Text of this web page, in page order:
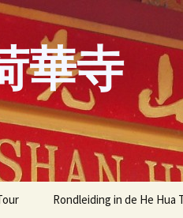
華寺
Rondleiding in de He Hua